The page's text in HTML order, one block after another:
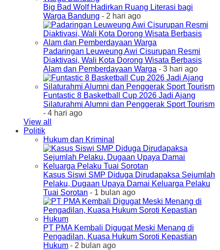
Big Bad Wolf Hadirkan Ruang Literasi bagi
Warga Bandung - 2 hari ago
Padaringan Leuweung Awi Cisurupan Resmi
Diaktivasi, Wali Kota Dorong Wisata Berbasis
Alam dan Pemberdayaan Warga - 3 hari ago
Funtastic 8 Basketball Cup 2026 Jadi Ajang
Silaturahmi Alumni dan Penggerak Sport Tourism
- 4 hari ago
View all
Politik
Hukum dan Kriminal
Kasus Siswi SMP Diduga Dirudapaksa Sejumlah
Pelaku, Dugaan Upaya Damai Keluarga Pelaku
Tuai Sorotan - 1 bulan ago
PT PMA Kembali Digugat Meski Menang di
Pengadilan, Kuasa Hukum Soroti Kepastian
Hukum - 2 bulan ago